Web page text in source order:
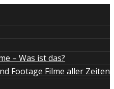
– Was ist das?
Footage Filme aller Zeiten